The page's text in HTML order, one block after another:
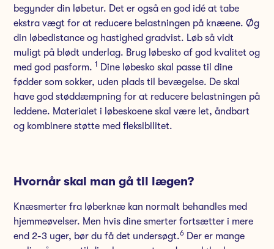
begynder din løbetur. Det er også en god idé at tabe
ekstra vægt for at reducere belastningen på knæene. Øg
din løbedistance og hastighed gradvist. Løb så vidt
muligt på blødt underlag. Brug løbesko af god kvalitet og
med god pasform. 1 Dine løbesko skal passe til dine
fødder som sokker, uden plads til bevægelse. De skal
have god støddæmpning for at reducere belastningen på
leddene. Materialet i løbeskoene skal være let, åndbart
og kombinere støtte med fleksibilitet.
Hvornår skal man gå til lægen?
Knæsmerter fra løberknæ kan normalt behandles med
hjemmeøvelser. Men hvis dine smerter fortsætter i mere
end 2-3 uger, bør du få det undersøgt.6 Der er mange